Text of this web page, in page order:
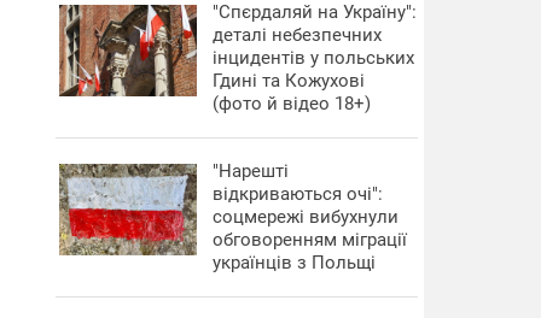
"Спєрдаляй на Україну":
деталі небезпечних
інцидентів у польських
Гдині та Кожухові
(фото й відео 18+)
"Нарешті
відкриваються очі":
соцмережі вибухнули
обговоренням міграції
українців з Польщі